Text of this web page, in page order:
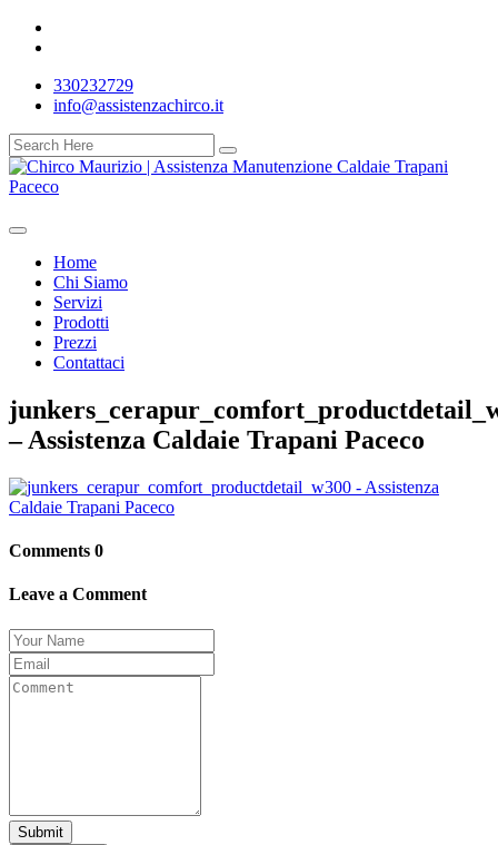
330232729
info@assistenzachirco.it
Home
Chi Siamo
Servizi
Prodotti
Prezzi
Contattaci
– Assistenza Caldaie Trapani Paceco
Comments 0
Leave a Comment